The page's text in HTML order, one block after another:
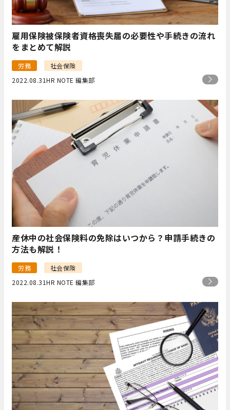
雇用保険被保険者資格喪失届の必要性や手続きの流れ
をまとめて解説
労務
社会保険
2022.08.31HR NOTE 編集部
産休中の社会保険料の免除はいつから？申請手続きの
方法も解説！
労務
社会保険
2022.08.31HR NOTE 編集部